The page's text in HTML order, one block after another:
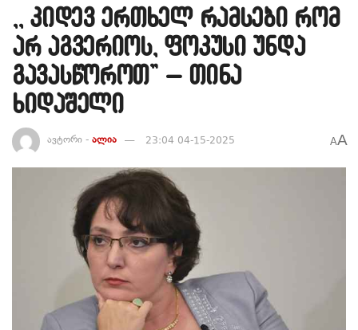
,, კიდევ ერთხელ რამსები რომ
არ აგვერიოს, ფოკუსი უნდა
გავასწოროთ” – თინა
ხიდაშელი
ავტორი - ალია 23:04 04-15-2025 AA